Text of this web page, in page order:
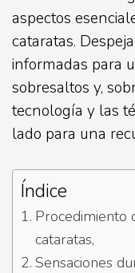
aspectos
cataratas.
informadas para
sobresaltos y,
tecnología y las
lado para una
Índice
Procedimiento
cataratas,
Sensaciones